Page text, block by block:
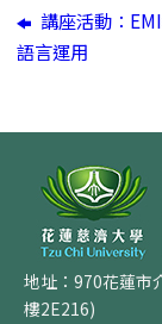
講座活動：
語言運用
地址：970花蓮市
樓2E216)